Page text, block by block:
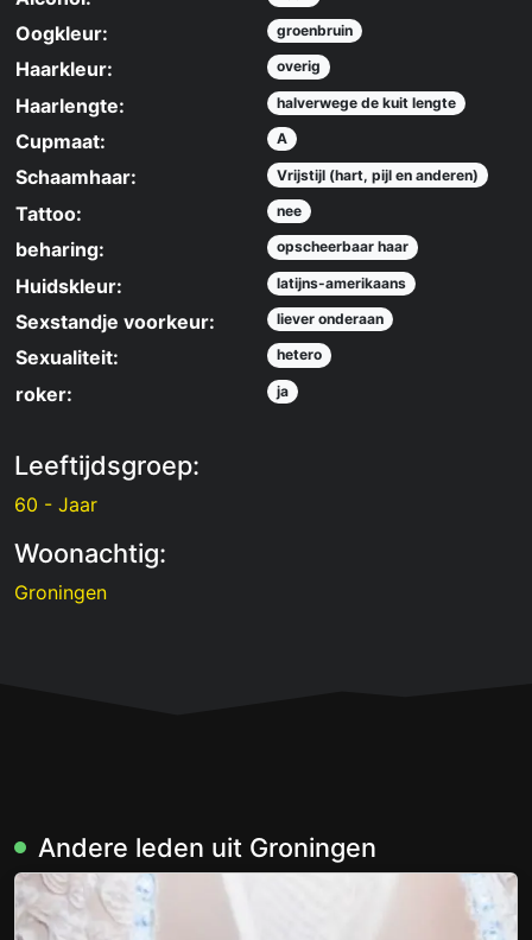
Oogkleur: groenbruin
Haarkleur: overig
Haarlengte: halverwege de kuit lengte
Cupmaat: A
Schaamhaar: Vrijstijl (hart, pijl en anderen)
Tattoo: nee
beharing: opscheerbaar haar
Huidskleur: latijns-amerikaans
Sexstandje voorkeur: liever onderaan
Sexualiteit: hetero
roker: ja
Leeftijdsgroep:
60 - Jaar
Woonachtig:
Groningen
Andere leden uit Groningen